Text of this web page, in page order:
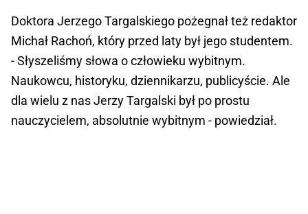
Doktora Jerzego Targalskiego pożegnał też redaktor
Michał Rachoń, który przed laty był jego studentem.
- Słyszeliśmy słowa o człowieku wybitnym.
Naukowcu, historyku, dziennikarzu, publicyście. Ale
dla wielu z nas Jerzy Targalski był po prostu
nauczycielem, absolutnie wybitnym - powiedział.